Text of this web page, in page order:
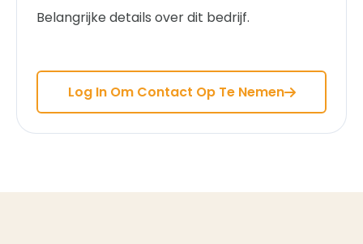
Belangrijke details over dit bedrijf.
Log In Om Contact Op Te Nemen